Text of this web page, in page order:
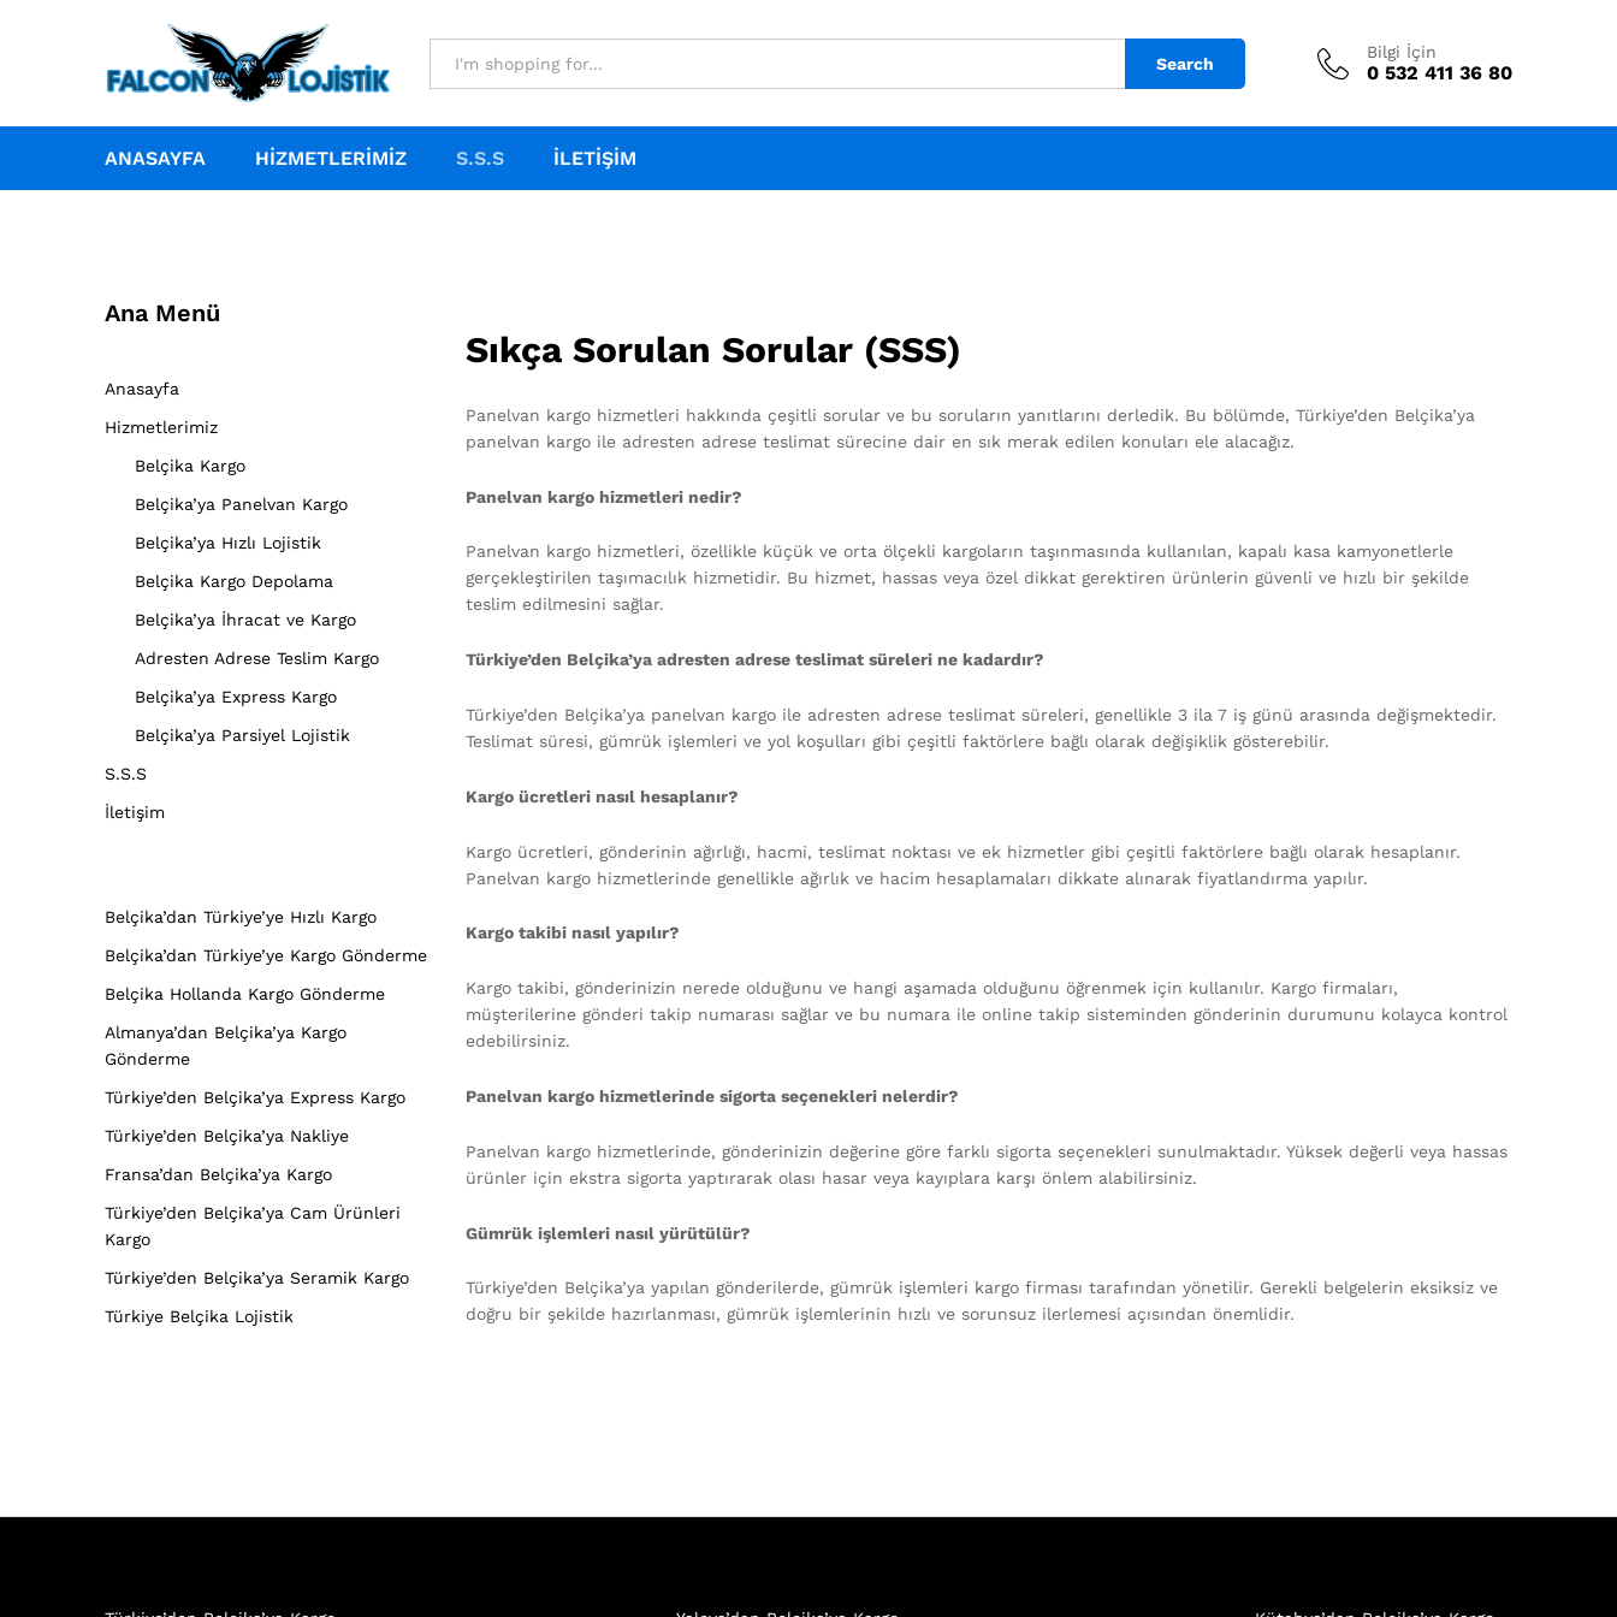
Search
Bilgi İçin
0 532 411 36 80
ANASAYFA HIZMETLERIMIZ S.S.S İLETIŞIM
Sıkça Sorulan Sorular (SSS)
Panelvan kargo hizmetleri hakkında çeşitli sorular ve bu soruların yanıtlarını derledik. Bu bölümde, Türkiye’den Belçika’ya
panelvan kargo ile adresten adrese teslimat sürecine dair en sık merak edilen konuları ele alacağız.
Panelvan kargo hizmetleri nedir?
Panelvan kargo hizmetleri, özellikle küçük ve orta ölçekli kargoların taşınmasında kullanılan, kapalı kasa kamyonetlerle
gerçekleştirilen taşımacılık hizmetidir. Bu hizmet, hassas veya özel dikkat gerektiren ürünlerin güvenli ve hızlı bir şekilde
teslim edilmesini sağlar.
Türkiye’den Belçika’ya adresten adrese teslimat süreleri ne kadardır?
Türkiye’den Belçika’ya panelvan kargo ile adresten adrese teslimat süreleri, genellikle 3 ila 7 iş günü arasında değişmektedir.
Teslimat süresi, gümrük işlemleri ve yol koşulları gibi çeşitli faktörlere bağlı olarak değişiklik gösterebilir.
Kargo ücretleri nasıl hesaplanır?
Kargo ücretleri, gönderinin ağırlığı, hacmi, teslimat noktası ve ek hizmetler gibi çeşitli faktörlere bağlı olarak hesaplanır.
Panelvan kargo hizmetlerinde genellikle ağırlık ve hacim hesaplamaları dikkate alınarak fiyatlandırma yapılır.
Kargo takibi nasıl yapılır?
Kargo takibi, gönderinizin nerede olduğunu ve hangi aşamada olduğunu öğrenmek için kullanılır. Kargo firmaları,
müşterilerine gönderi takip numarası sağlar ve bu numara ile online takip sisteminden gönderinin durumunu kolayca kontrol
edebilirsiniz.
Panelvan kargo hizmetlerinde sigorta seçenekleri nelerdir?
Panelvan kargo hizmetlerinde, gönderinizin değerine göre farklı sigorta seçenekleri sunulmaktadır. Yüksek değerli veya hassas
ürünler için ekstra sigorta yaptırarak olası hasar veya kayıplara karşı önlem alabilirsiniz.
Gümrük işlemleri nasıl yürütülür?
Türkiye’den Belçika’ya yapılan gönderilerde, gümrük işlemleri kargo firması tarafından yönetilir. Gerekli belgelerin eksiksiz ve
doğru bir şekilde hazırlanması, gümrük işlemlerinin hızlı ve sorunsuz ilerlemesi açısından önemlidir.
Ana Menü
Anasayfa
Hizmetlerimiz
Belçika Kargo
Belçika’ya Panelvan Kargo
Belçika’ya Hızlı Lojistik
Belçika Kargo Depolama
Belçika’ya İhracat ve Kargo
Adresten Adrese Teslim Kargo
Belçika’ya Express Kargo
Belçika’ya Parsiyel Lojistik
S.S.S
İletişim
Belçika’dan Türkiye’ye Hızlı Kargo
Belçika’dan Türkiye’ye Kargo Gönderme
Belçika Hollanda Kargo Gönderme
Almanya’dan Belçika’ya Kargo
Gönderme
Türkiye’den Belçika’ya Express Kargo
Türkiye’den Belçika’ya Nakliye
Fransa’dan Belçika’ya Kargo
Türkiye’den Belçika’ya Cam Ürünleri
Kargo
Türkiye’den Belçika’ya Seramik Kargo
Türkiye Belçika Lojistik